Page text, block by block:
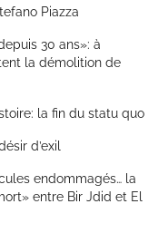
Piazza
30 ans»: à
la démolition de
la fin du statu quo
d’exil
endommagés… la
entre Bir Jdid et El